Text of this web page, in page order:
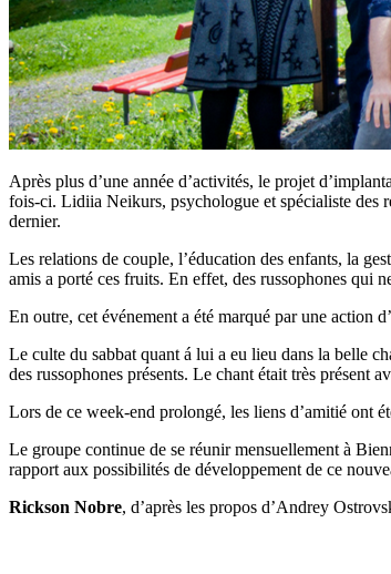
Après plus d’une année d’activités, le projet
fois-ci. Lidiia Neikurs, psychologue et spécialiste des
dernier.
Les relations de couple, l’éducation des enfants, la
amis a porté ces fruits. En effet, des russophones qui
En outre, cet événement a été marqué par une action
Le culte du sabbat quant á lui a eu lieu dans la belle
des russophones présents. Le chant était très présent
Lors de ce week-end prolongé, les liens d’amitié ont
Le groupe continue de se réunir mensuellement à
rapport aux possibilités de développement de ce
Rickson Nobre, d’après les propos d’Andrey